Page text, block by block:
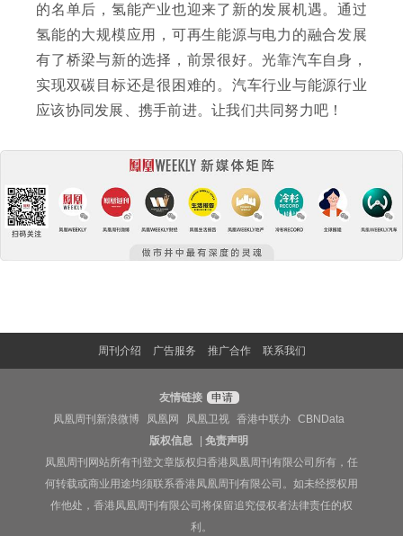
的名单后，氢能产业也迎来了新的发展机遇。通过
氢能的大规模应用，可再生能源与电力的融合发展
有了桥梁与新的选择，前景很好。光靠汽车自身，
实现双碳目标还是很困难的。汽车行业与能源行业
应该协同发展、携手前进。让我们共同努力吧！
周刊介绍 广告服务 推广合作 联系我们
友情链接 申请
凤凰周刊新浪微博
凤凰网 凤凰卫视 香港中联办
CBNData
版权信息
|免责声明
凤凰周刊网站所有刊登文章版权归香港凤凰周刊有限公司所有，任
何转载或商业用途均须联系香港凤凰周刊有限公司。如未经授权用
作他处，香港凤凰周刊有限公司将保留追究侵权者法律责任的权
利。